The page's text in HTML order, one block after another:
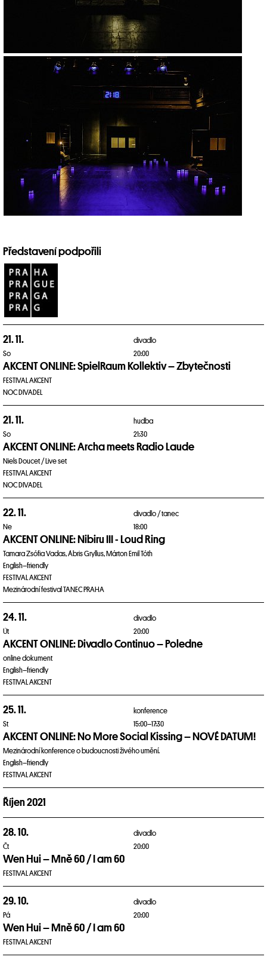
Představení podpořili
21. 11.
So
divadlo
20:00
AKCENT ONLINE: SpielRaum Kollektiv – Zbytečnosti
FESTIVAL AKCENT
NOC DIVADEL
21. 11.
So
hudba
21:30
AKCENT ONLINE: Archa meets Radio Laude
Niels Doucet / Live set
FESTIVAL AKCENT
NOC DIVADEL
22. 11.
Ne
divadlo /tanec
18:00
AKCENT ONLINE: Nibiru III - Loud Ring
Tamara Zsófia Vadas, Ábris Gryllus, Márton Emil Tóth
English–friendly
FESTIVAL AKCENT
Mezinárodní festival TANEC PRAHA
24. 11.
Út
divadlo
20:00
AKCENT ONLINE: Divadlo Continuo – Poledne
online dokument
English–friendly
FESTIVAL AKCENT
25. 11.
St
konference
15:00–17:30
AKCENT ONLINE: No More Social Kissing – NOVÉ DATUM!
Mezinárodní konference o budoucnosti živého umění.
English–friendly
FESTIVAL AKCENT
Říjen 2021
28. 10.
Čt
divadlo
20:00
Wen Hui – Mně 60 / I am 60
FESTIVAL AKCENT
29. 10.
Pá
divadlo
20:00
Wen Hui – Mně 60 / I am 60
FESTIVAL AKCENT